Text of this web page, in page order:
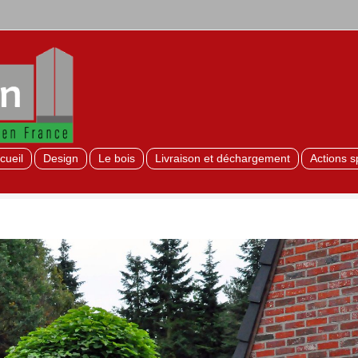
Design Le bois Livraison et déchargement Actions